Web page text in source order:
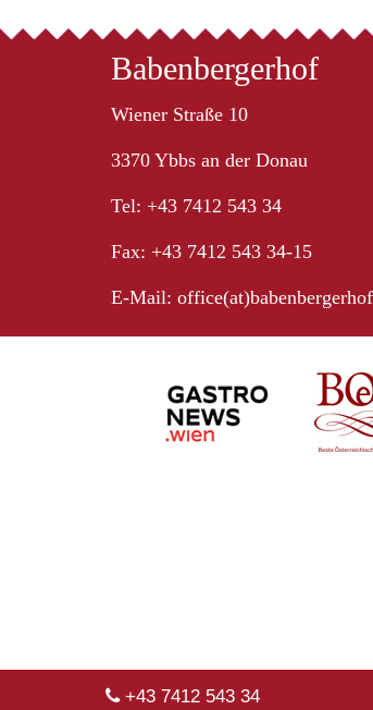
+43 7412 543 34
Babenbergerhof
Wiener Straße 10
3370 Ybbs an der Donau
Tel: +43 7412 543 34
Fax: +43 7412 543 34-15
E-Mail: